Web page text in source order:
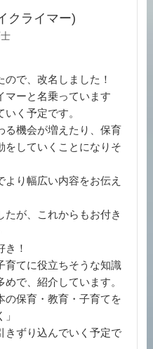
クライマー)
で、改名しました！
マーと名乗っています
く予定です。
る機会が増えたり、保育
をしていくことになりそ
り幅広い内容をお伝え
たが、これからもお付き
！
育てに役立ちそうな知識
で、紹介しています。
の保育・教育・子育てを
きずり込んでいく予定で